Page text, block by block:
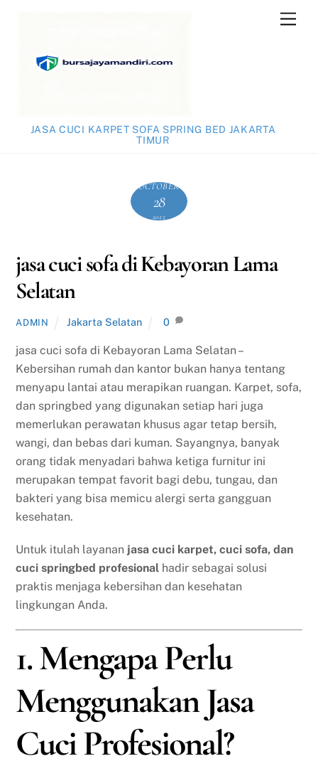
JASA CUCI KARPET SOFA SPRING BED JAKARTA
TIMUR
OCTOBER
28
2025
jasa cuci sofa di Kebayoran Lama
Selatan
ADMIN Jakarta Selatan 0
jasa cuci sofa di Kebayoran Lama Selatan –
Kebersihan rumah dan kantor bukan hanya tentang
menyapu lantai atau merapikan ruangan. Karpet, sofa,
dan springbed yang digunakan setiap hari juga
memerlukan perawatan khusus agar tetap bersih,
wangi, dan bebas dari kuman. Sayangnya, banyak
orang tidak menyadari bahwa ketiga furnitur ini
merupakan tempat favorit bagi debu, tungau, dan
bakteri yang bisa memicu alergi serta gangguan
kesehatan.
Untuk itulah layanan jasa cuci karpet, cuci sofa, dan
cuci springbed profesional hadir sebagai solusi
praktis menjaga kebersihan dan kesehatan
lingkungan Anda.
1. Mengapa Perlu
Menggunakan Jasa
Cuci Profesional?